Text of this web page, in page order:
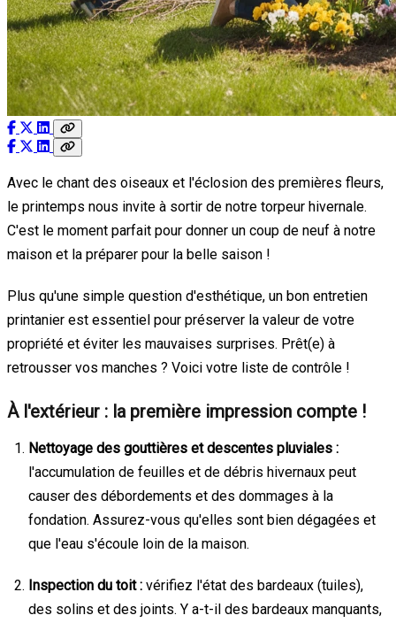
Avec le chant des oiseaux et l'éclosion des premières fleurs,
le printemps nous invite à sortir de notre torpeur hivernale.
C'est le moment parfait pour donner un coup de neuf à notre
maison et la préparer pour la belle saison !
Plus qu'une simple question d'esthétique, un bon entretien
printanier est essentiel pour préserver la valeur de votre
propriété et éviter les mauvaises surprises. Prêt(e) à
retrousser vos manches ? Voici votre liste de contrôle !
À l'extérieur : la première impression compte !
Nettoyage des gouttières et descentes pluviales :
l'accumulation de feuilles et de débris hivernaux peut
causer des débordements et des dommages à la
fondation. Assurez-vous qu'elles sont bien dégagées et
que l'eau s'écoule loin de la maison.
Inspection du toit : vérifiez l'état des bardeaux (tuiles),
des solins et des joints. Y a-t-il des bardeaux manquants,